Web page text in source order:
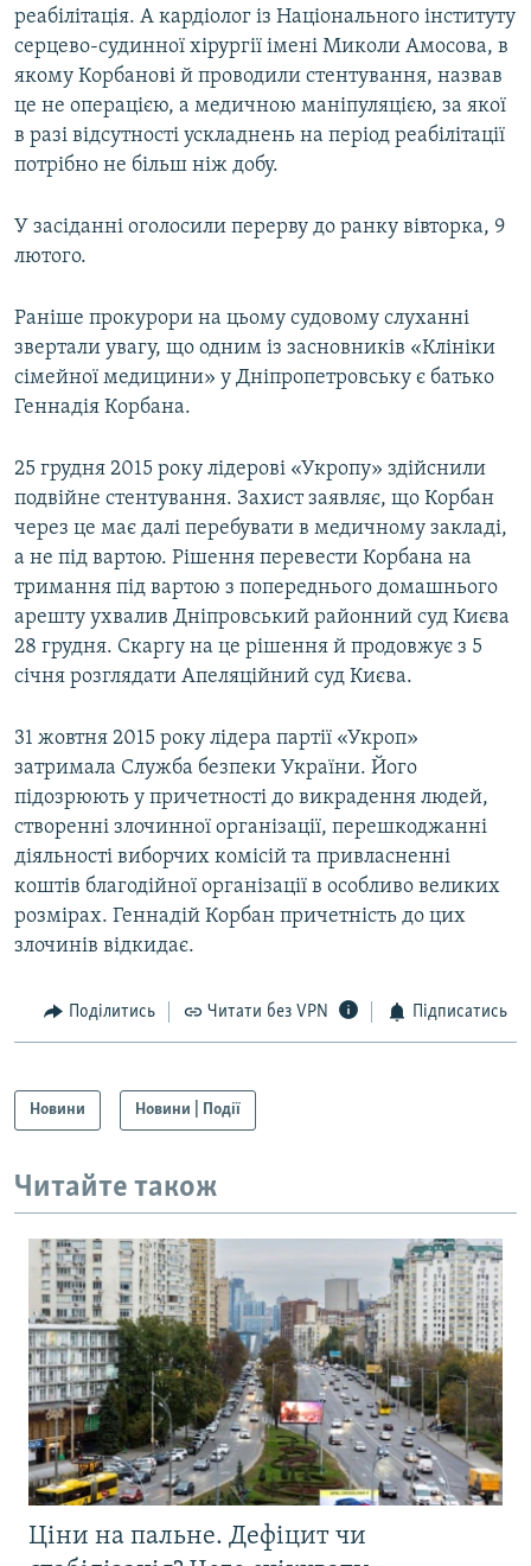
Усі сайти RFE/RL
реабілітація. А кардіолог із Національного інституту
серцево-судинної хірургії імені Миколи Амосова, в
якому Корбанові й проводили стентування, назвав
це не операцією, а медичною маніпуляцією, за якої
в разі відсутності ускладнень на період реабілітації
потрібно не більш ніж добу.
У засіданні оголосили перерву до ранку вівторка, 9
лютого.
Раніше прокурори на цьому судовому слуханні
звертали увагу, що одним із засновників «Клініки
сімейної медицини» у Дніпропетровську є батько
Геннадія Корбана.
25 грудня 2015 року лідерові «Укропу» здійснили
подвійне стентування. Захист заявляє, що Корбан
через це має далі перебувати в медичному закладі,
а не під вартою. Рішення перевести Корбана на
тримання під вартою з попереднього домашнього
арешту ухвалив Дніпровський районний суд Києва
28 грудня. Скаргу на це рішення й продовжує з 5
січня розглядати Апеляційний суд Києва.
31 жовтня 2015 року лідера партії «Укроп»
затримала Служба безпеки України. Його
підозрюють у причетності до викрадення людей,
створенні злочинної організації, перешкоджанні
діяльності виборчих комісій та привласненні
коштів благодійної організації в особливо великих
розмірах. Геннадій Корбан причетність до цих
злочинів відкидає.
Поділитись Читати без VPN Підписатись
Новини Новини | Події
Читайте також
Ціни на пальне. Дефіцит чи